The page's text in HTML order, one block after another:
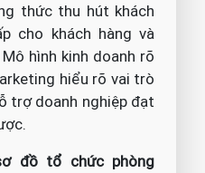
thức thu hút khách
cho khách hàng và
hình kinh doanh rõ
hiểu rõ vai trò
trợ doanh nghiệp đạt
đồ tổ chức phòng